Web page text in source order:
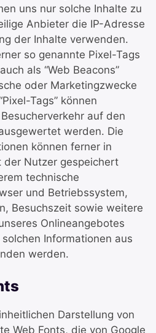
uns nur solche Inhalte zu
Anbieter die IP-Adresse
der Inhalte verwenden.
so genannte Pixel-Tags
als “Web Beacons”
oder Marketingzwecke
Tags” können
auf den
werden. Die
können ferner in
der Nutzer gespeichert
technische
und Betriebssystem,
Besuchszeit sowie weitere
Onlineangebotes
Informationen aus
werden.
Darstellung von
Web Fonts, die von Google